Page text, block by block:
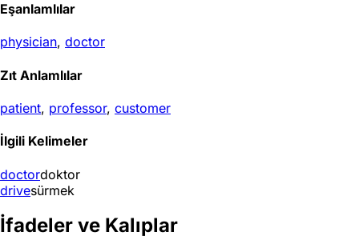
Eşanlamlılar
physician, doctor
Zıt Anlamlılar
patient, professor, customer
İlgili Kelimeler
doctordoktor
drivesürmek
İfadeler ve Kalıplar